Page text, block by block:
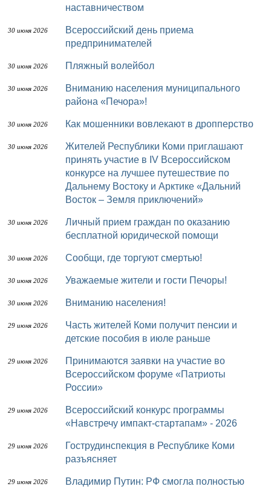
наставничеством
30 июня 2026
Всероссийский день приема
предпринимателей
30 июня 2026 Пляжный волейбол
30 июня 2026
Вниманию населения муниципального
района «Печора»!
30 июня 2026 Как мошенники вовлекают в дропперство
30 июня 2026
Жителей Республики Коми приглашают
принять участие в IV Всероссийском
конкурсе на лучшее путешествие по
Дальнему Востоку и Арктике «Дальний
Восток – Земля приключений»
30 июня 2026
Личный прием граждан по оказанию
бесплатной юридической помощи
30 июня 2026 Сообщи, где торгуют смертью!
30 июня 2026 Уважаемые жители и гости Печоры!
30 июня 2026 Вниманию населения!
29 июня 2026
Часть жителей Коми получит пенсии и
детские пособия в июле раньше
29 июня 2026
Принимаются заявки на участие во
Всероссийском форуме «Патриоты
России»
29 июня 2026
Всероссийский конкурс программы
«Навстречу импакт-стартапам» - 2026
29 июня 2026
Гострудинспекция в Республике Коми
разъясняет
29 июня 2026
Владимир Путин: РФ смогла полностью